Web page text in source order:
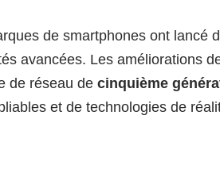
de smartphones ont lancé
avancées. Les améliorations
de réseau de cinquième
et de technologies de